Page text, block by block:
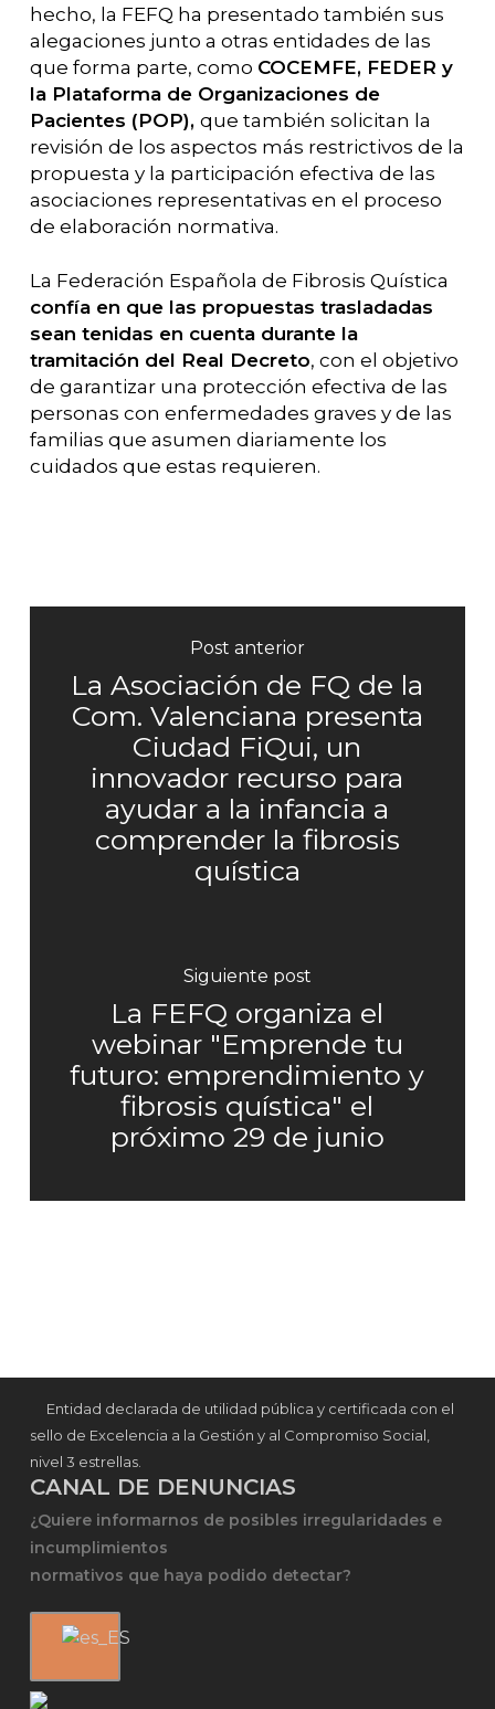
hecho, la FEFQ ha presentado también sus
alegaciones junto a otras entidades de las
que forma parte, como COCEMFE, FEDER y
la Plataforma de Organizaciones de
Pacientes (POP), que también solicitan la
revisión de los aspectos más restrictivos de la
propuesta y la participación efectiva de las
asociaciones representativas en el proceso
de elaboración normativa.
La Federación Española de Fibrosis Quística
confía en que las propuestas trasladadas
sean tenidas en cuenta durante la
tramitación del Real Decreto, con el objetivo
de garantizar una protección efectiva de las
personas con enfermedades graves y de las
familias que asumen diariamente los
cuidados que estas requieren.
Post anterior
La Asociación de FQ de la
Com. Valenciana presenta
Ciudad FiQui, un
innovador recurso para
ayudar a la infancia a
comprender la fibrosis
quística
Siguiente post
La FEFQ organiza el
webinar "Emprende tu
futuro: emprendimiento y
fibrosis quística" el
próximo 29 de junio
Entidad declarada de utilidad pública y certificada con el
sello de Excelencia a la Gestión y al Compromiso Social,
nivel 3 estrellas.
CANAL DE DENUNCIAS
¿Quiere informarnos de posibles irregularidades e
incumplimientos
normativos que haya podido detectar?